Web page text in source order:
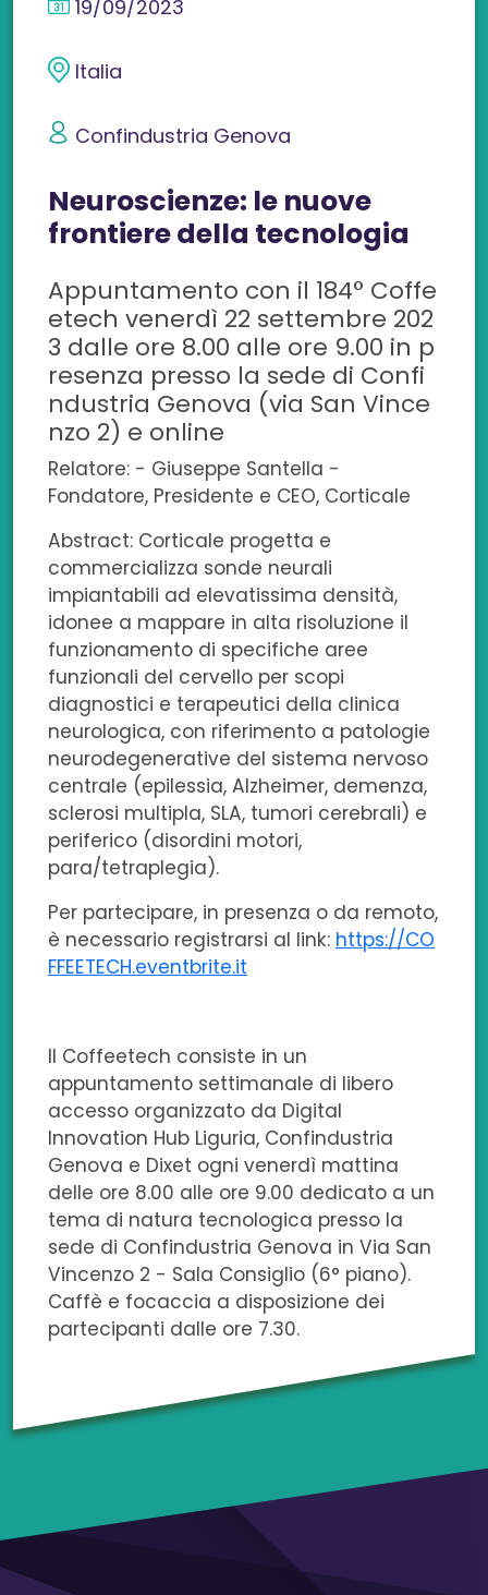
d
i
s
u
F
a
c
e
b
o
o
k
d
i
s
u
L
i
n
k
e
d
i
n
d
i
s
u
T
w
i
t
t
e
r
d
i
s
u
W
h
a
t
s
a
p
p
d
i
c
o
n
e
m
a
i
l
19/09/2023
Italia
Confindustria Genova
Neuroscienze: le nuove
frontiere della tecnologia
Appuntamento con il 184° Coffe
etech venerdì 22 settembre 202
3 dalle ore 8.00 alle ore 9.00 in p
resenza presso la sede di Confi
ndustria Genova (via San Vince
nzo 2) e online
Relatore: - Giuseppe Santella -
Fondatore, Presidente e CEO, Corticale
Abstract: Corticale progetta e
commercializza sonde neurali
impiantabili ad elevatissima densità,
idonee a mappare in alta risoluzione il
funzionamento di specifiche aree
funzionali del cervello per scopi
diagnostici e terapeutici della clinica
neurologica, con riferimento a patologie
neurodegenerative del sistema nervoso
centrale (epilessia, Alzheimer, demenza,
sclerosi multipla, SLA, tumori cerebrali) e
periferico (disordini motori,
para/tetraplegia).
Per partecipare, in presenza o da remoto,
è necessario registrarsi al link: https://CO
FFEETECH.eventbrite.it
Il Coffeetech consiste in un
appuntamento settimanale di libero
accesso organizzato da Digital
Innovation Hub Liguria, Confindustria
Genova e Dixet ogni venerdì mattina
delle ore 8.00 alle ore 9.00 dedicato a un
tema di natura tecnologica presso la
sede di Confindustria Genova in Via San
Vincenzo 2 - Sala Consiglio (6° piano).
Caffè e focaccia a disposizione dei
partecipanti dalle ore 7.30.